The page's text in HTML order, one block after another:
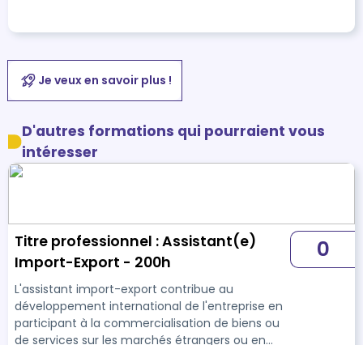
Je veux en savoir plus !
D'autres formations qui pourraient vous
intéresser
Titre professionnel : Assistant(e)
Import-Export - 200h
L'assistant import-export contribue au
développement international de l'entreprise en
participant à la commercialisation de biens ou
de services sur les marchés étrangers ou en
0